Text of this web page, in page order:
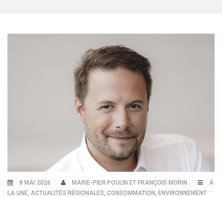
8 MAI 2026 MARIE-PIER POULIN ET FRANÇOIS MORIN
À
LA UNE ACTUALITÉS RÉGIONALES CONSOMMATION ENVIRONNEMENT